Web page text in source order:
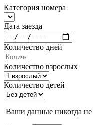
Категория номера
Дата заезда
Количество дней
Количество взрослых
Количество детей
Ваши данные никогда не